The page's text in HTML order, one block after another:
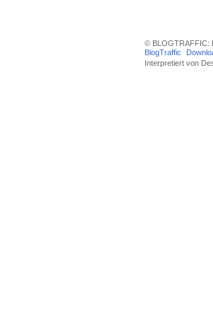
© BLOGTRAFFIC:
BlogTraffic
Interpretiert von